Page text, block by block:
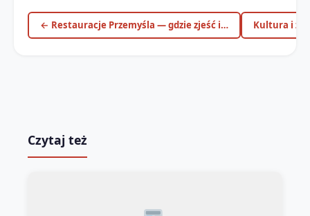
← Restauracje Przemyśla — gdzie zjeść i… Kultura i
Czytaj też